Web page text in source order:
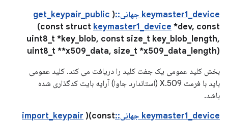
keymaster1_device جهانی::get_keypair_public
)
(const struct keymaster1_device *dev, const
uint8_t *key_blob, const size_t key_blob_length,
uint8_t **x509_data, size_t *x509_data_length)
بخش کلید عمومی یک جفت کلید را دریافت می کند. کلید عمومی
باید با فرمت X.509 (استاندارد جاوا) آرایه بایت کدگذاری شده
باشد.
keymaster1_device جهانی::import_keypair
)(const